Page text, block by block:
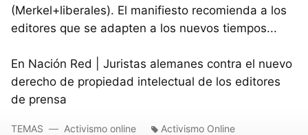
(Merkel+liberales). El manifiesto recomienda a los
editores que se adapten a los nuevos tiempos...
En Nación Red | Juristas alemanes contra el nuevo
derecho de propiedad intelectual de los editores
de prensa
TEMAS Activismo online Activismo Online